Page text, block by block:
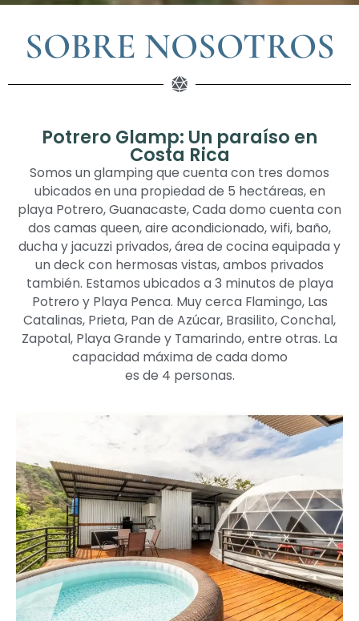
SOBRE NOSOTROS
Potrero Glamp: Un paraíso en
Costa Rica
Somos un glamping que cuenta con tres domos
ubicados en una propiedad de 5 hectáreas, en
playa Potrero, Guanacaste, Cada domo cuenta con
dos camas queen, aire acondicionado, wifi, baño,
ducha y jacuzzi privados, área de cocina equipada y
un deck con hermosas vistas, ambos privados
también. Estamos ubicados a 3 minutos de playa
Potrero y Playa Penca. Muy cerca Flamingo, Las
Catalinas, Prieta, Pan de Azúcar, Brasilito, Conchal,
Zapotal, Playa Grande y Tamarindo, entre otras. La
capacidad máxima de cada domo
es de 4 personas.